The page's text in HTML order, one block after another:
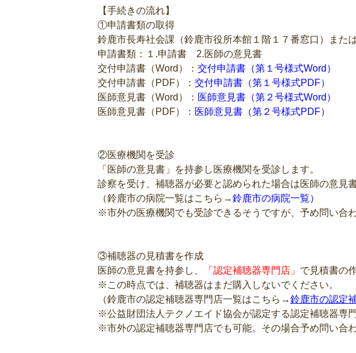
【手続きの流れ】
①申請書類の取得
鈴鹿市長寿社会課（鈴鹿市役所本館１階１７番窓口）また
申請書類：１.申請書 2.医師の意見書
交付申請書（Word）： 交付申請書（第１号様式Word）
交付申請書（PDF）： 交付申請書（第１号様式PDF）
医師意見書（Word）： 医師意見書（第２号様式Word）
医師意見書（PDF）： 医師意見書（第２号様式PDF）
②医療機関を受診
「医師の意見書」を持参し医療機関を受診します。
診察を受け、補聴器が必要と認められた場合は医師の意見
（鈴鹿市の病院一覧はこちら→鈴鹿市の病院一覧）
※市外の医療機関でも受診できるそうですが、予め問い合
③補聴器の見積書を作成
医師の意見書を持参し、
「認定補聴器専門店」 で見積書の
※この時点では、補聴器はまだ購入しないでください。
（鈴鹿市の認定補聴器専門店一覧はこちら→鈴鹿市の認定
※公益財団法人テクノエイド協会が認定する認定補聴器専
※市外の認定補聴器専門店でも可能。その場合予め問い合